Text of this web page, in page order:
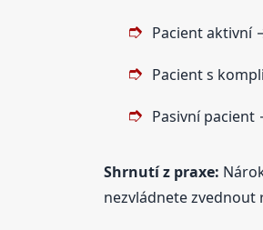
Pacient aktivní
Pacient s
Pasivní pacient
Shrnutí z praxe:
nezvládnete zvednout